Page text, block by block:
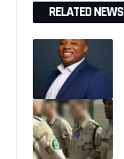
RELATED NEWS